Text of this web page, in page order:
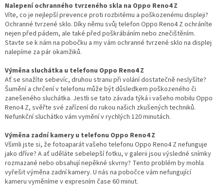
Nalepení ochranného tvrzeného skla na Oppo Reno4 Z
Víte, co je nejlepší prevence proti rozbitému a poškozenému displeji?
Ochranné tvrzené sklo. Díky němu svůj telefon Oppo Reno4 Z ochráníte
nejen před pádem, ale také před poškrábáním nebo znečištěním.
Stavte se k nám na pobočku a my vám ochranné tvrzené sklo na displej
nalepíme za pár okamžiků.
Výměna sluchátka u telefonu Oppo Reno4 Z
Ať se snažíte sebevíc, druhou stranu při volání dostatečně neslyšíte?
Šumění a chrčení v telefonu může být důsledkem poškozeného či
zanešeného sluchátka. Jestli se tato závada týká i vašeho mobilu Oppo
Reno4 Z, svěřte své zařízení do rukou našich zkušených techniků.
Nefunkční sluchátko vám vymění v rychlých 120 minutách.
Výměna zadní kamery u telefonu Oppo Reno4 Z
Všimli jste si, že fotoaparát vašeho telefonu Oppo Reno4 Z nefunguje
jako dříve? A ať uděláte sebelepší fotku, v galerii jsou výsledné snímky
rozmazané nebo obsahují nepěkné skvrny? Tento problém by mohla
vyřešit výměna zadní kamery. U nás na pobočce vám nefungující
kameru vyměníme v expresním čase 60 minut.